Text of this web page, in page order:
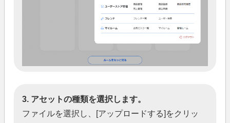
3. アセットの種類を選択します。
ファイルを選択し、[アップロードする]をクリッ